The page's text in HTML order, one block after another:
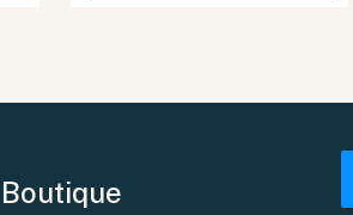
Boutique